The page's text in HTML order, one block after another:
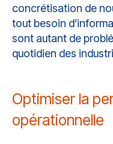
concrétisation de
tout besoin
sont autant de
quotidien des
Optimiser la
opérationnelle